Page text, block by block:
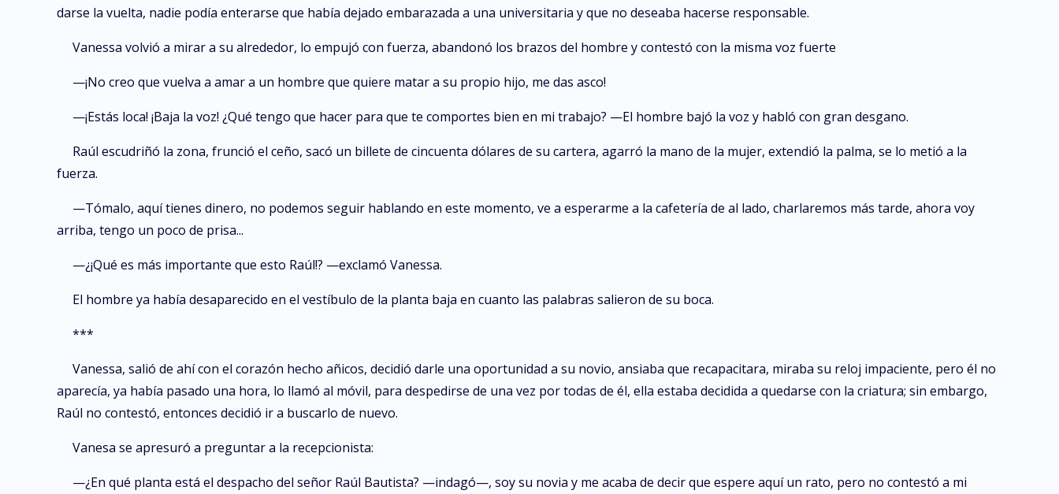
darse la vuelta, nadie podía enterarse que había dejado embarazada a una universitaria y que no deseaba hacerse responsable.
Vanessa volvió a mirar a su alrededor, lo empujó con fuerza, abandonó los brazos del hombre y contestó con la misma voz fuerte
—¡No creo que vuelva a amar a un hombre que quiere matar a su propio hijo, me das asco!
—¡Estás loca! ¡Baja la voz! ¿Qué tengo que hacer para que te comportes bien en mi trabajo? —El hombre bajó la voz y habló con gran desgano.
Raúl escudriñó la zona, frunció el ceño, sacó un billete de cincuenta dólares de su cartera, agarró la mano de la mujer, extendió la palma, se lo metió a la
fuerza.
—Tómalo, aquí tienes dinero, no podemos seguir hablando en este momento, ve a esperarme a la cafetería de al lado, charlaremos más tarde, ahora voy
arriba, tengo un poco de prisa...
—¿¡Qué es más importante que esto Raúl!? —exclamó Vanessa.
El hombre ya había desaparecido en el vestíbulo de la planta baja en cuanto las palabras salieron de su boca.
***
Vanessa, salió de ahí con el corazón hecho añicos, decidió darle una oportunidad a su novio, ansiaba que recapacitara, miraba su reloj impaciente, pero él no
aparecía, ya había pasado una hora, lo llamó al móvil, para despedirse de una vez por todas de él, ella estaba decidida a quedarse con la criatura; sin embargo,
Raúl no contestó, entonces decidió ir a buscarlo de nuevo.
Vanesa se apresuró a preguntar a la recepcionista:
—¿En qué planta está el despacho del señor Raúl Bautista? —indagó—, soy su novia y me acaba de decir que espere aquí un rato, pero no contestó a mi